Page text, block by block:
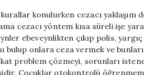
konulurken cezacı yaklaşım
cezacı yöntem kısa süreli işe
ebeveynlikten çıkıp polis,
bulup onlara ceza vermek ve
problem çözmeyi, sorunları
Çocuklar otokontrolü